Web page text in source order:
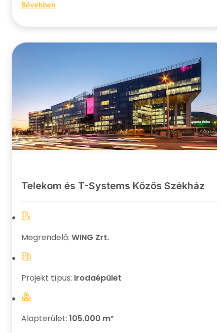
Bővebben
Telekom és T-Systems Közös Székház
Megrendelő:WING Zrt.
Projekt típus: Irodaépület
Alapterület:105.000 m²